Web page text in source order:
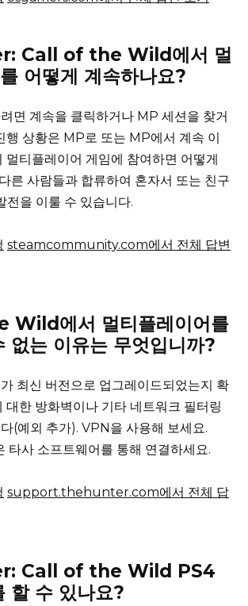
Call of the Wild에서 멀
어떻게 계속하나요?
면 계속을 클릭하거나 MP 세션을 찾거
행 상황은 MP로 또는 MP에서 계속 이
멀티플레이어 게임에 참여하면 어떻게
른 사람들과 합류하여 혼자서 또는 친구
전을 이룰 수 있습니다.
steamcommunity.com에서 전체 답변
에서 멀티플레이어를
없는 이유는 무엇입니까?
최신 버전으로 업그레이드되었는지 확
대한 방화벽이나 기타 네트워크 필터링
(예외 추가). VPN을 사용해 보세요.
타사 소프트웨어를 통해 연결하세요.
support.thehunter.com에서 전체 답
Call of the Wild PS4
할 수 있나요?